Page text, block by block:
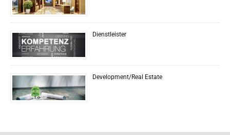
Dienstleister
Development/Real Estate